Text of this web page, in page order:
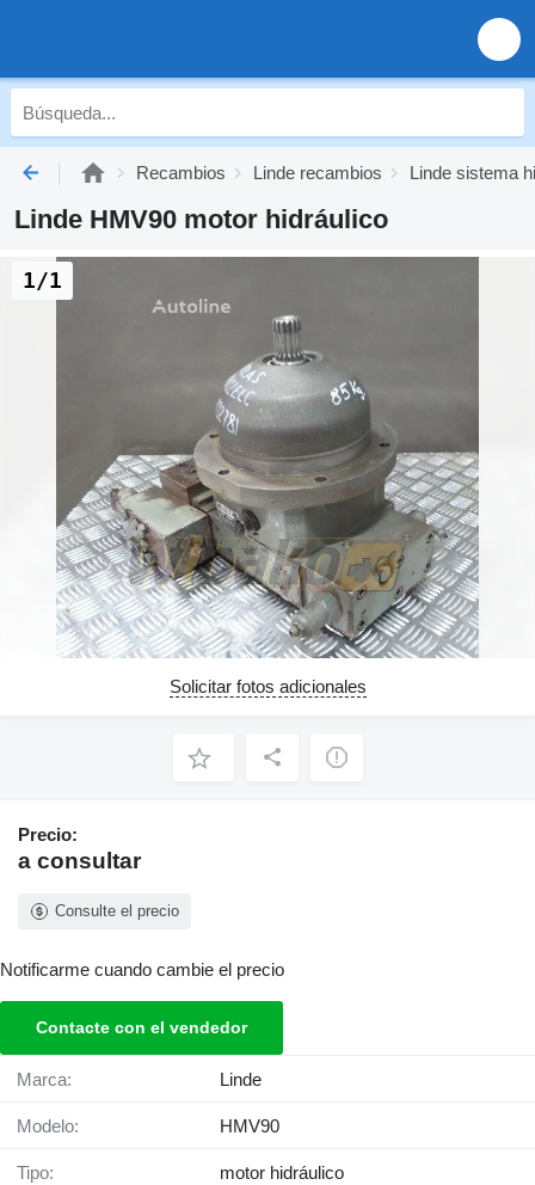
Recambios Linde recambios Linde sistema
Linde HMV90 motor hidráulico
1/1
Solicitar fotos adicionales
Precio:
a consultar
Consulte el precio
Notificarme cuando cambie el precio
Contacte con el vendedor
Marca: Linde
Modelo: HMV90
Tipo: motor hidráulico